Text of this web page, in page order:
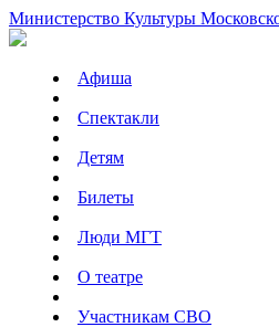
Министерство Культуры
Афиша
Спектакли
Детям
Билеты
Люди МГТ
О театре
Участникам СВО